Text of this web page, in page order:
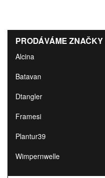
PRODÁVÁME ZNAČKY
Alcina
Batavan
Dtangler
Framesi
Plantur39
Wimpernwelle